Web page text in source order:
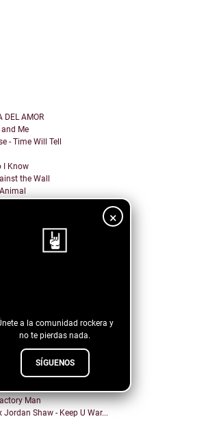
×
a la comunidad rockera y
no te pierdas nada.
SÍGUENOS
DEL AMOR
Me
- Time Will Tell
I Know
the Wall
- Searching Through
Tragic
The Ceiling
you go? (SG Remix) (...
Be Here Now
Man
Shaw - Keep U War...